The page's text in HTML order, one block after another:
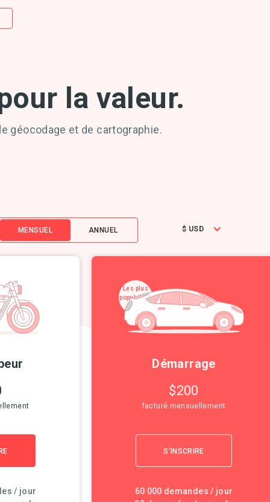
la valeur.
géocodage et de cartographie.
$ USD
MENSUEL ANNUEL
/ jour
Les plus
populaires
Démarrage
$200
facturé mensuellement
S'INSCRIRE
60 000 demandes / jour